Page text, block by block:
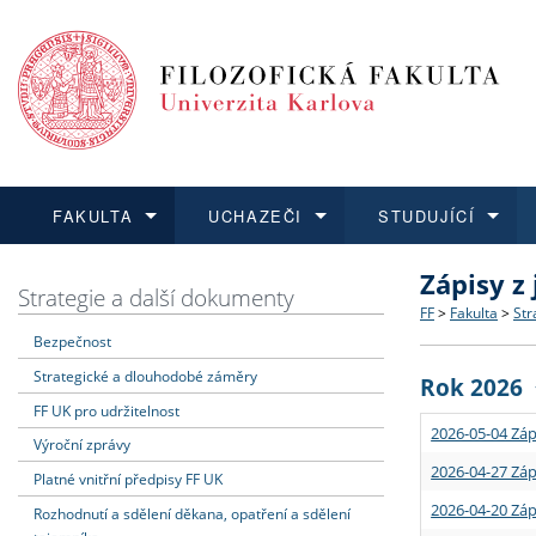
FAKULTA
Dozvědět se více
Struktura
Strategie
Podpora
UCHAZEČI
Podat přihlášku
Co
Učitelské
STUDUJÍCÍ
Dozvědět se více
Rigorózní
Dozvědět se více
O vědě a
Granty a
Dozvědět se více
Aktuální
Strategie a další dokumenty
Bezpečnost
Strategické a dlouhodobé záměry
FF UK pro udržitelnost
Výroční zprávy
Platné vnitřní předpisy FF UK
Rozhodnutí a sdělení děkana, opatření a sdělení
Zápisy
FF > Fakulta >
Rok 2026
2026-05-04
2026-04-27
2026-04-20